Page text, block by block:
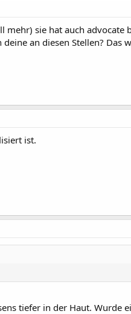
sie hat auch advocate
an diesen Stellen? Das
ist.
tiefer in der Haut. Wurde